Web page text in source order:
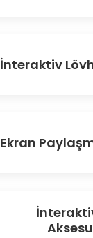
İnteraktiv
Ekran